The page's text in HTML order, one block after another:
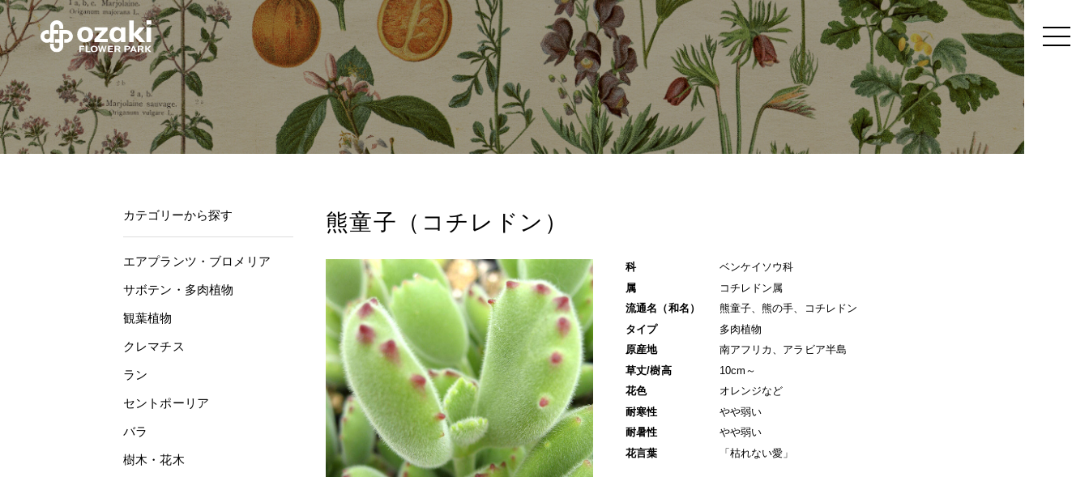
熊童子（コチレドン）
科
ベンケイソウ科
属
コチレドン属
流通名（和名）
熊童子、熊の手、コチレドン
タイプ
多肉植物
原産地
南アフリカ、アラビア半島
草丈/樹高
10cm～
花色
オレンジなど
耐寒性
やや弱い
耐暑性
やや弱い
花言葉
「枯れない愛」
カテゴリーから探す
エアプランツ・ブロメリア
サボテン・多肉植物
観葉植物
クレマチス
ラン
セントポーリア
バラ
樹木・花木